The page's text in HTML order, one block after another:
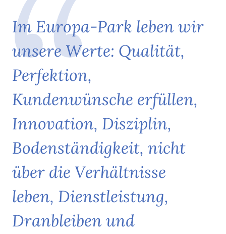
Im Europa-Park erwarten die Gäste vielfältige
Shoppingwelten – von kleinen Souvenirs bis hin zu Mode,
Accessoires und süßen Leckereien. Highlight-Produkte wie
Europa-Park Monopoly
Cola, Camp Davidoder
Einkaufserlebnis einzigartig und bieten perfekte
Erinnerungsstücke für zuhause!
Im Europa-Park leben wir
unsere Werte: Qualität,
Perfektion,
Kundenwünsche erfüllen,
Innovation, Disziplin,
Bodenständigkeit, nicht
über die Verhältnisse
leben, Dienstleistung,
Dranbleiben und